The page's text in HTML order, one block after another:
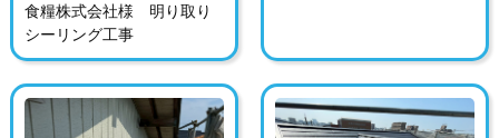
食糧株式会社様 明り取り
シーリング工事